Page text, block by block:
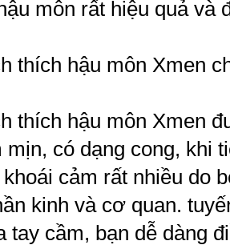
môn rất hiệu quả và
thích hậu môn Xmen
thích hậu môn Xmen
mịn, có dạng cong, khi
cảm rất nhiều do
kinh và cơ quan.
tay cầm, bạn dễ dàng